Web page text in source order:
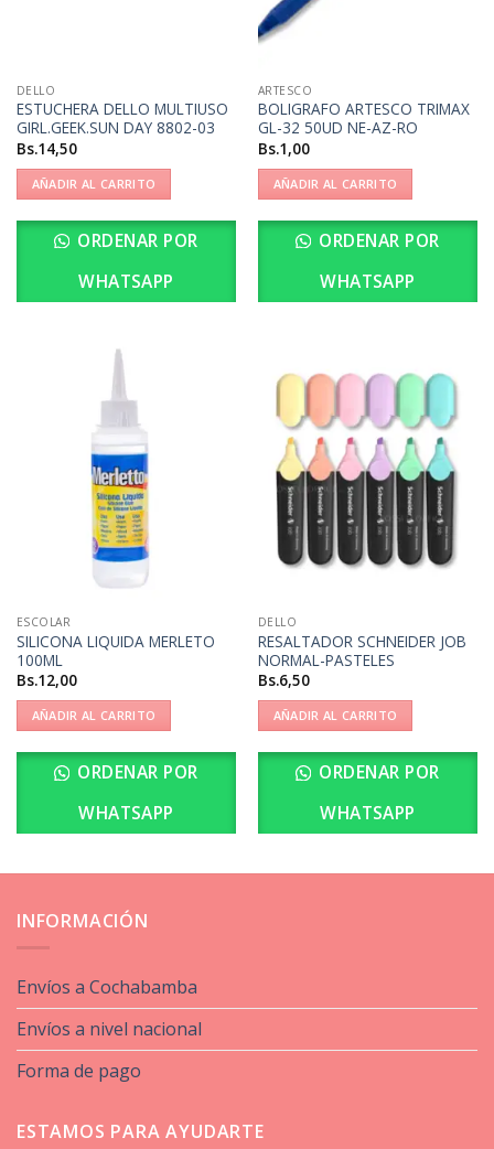
DELLO
ESTUCHERA DELLO MULTIUSO
GIRL.GEEK.SUN DAY 8802-03
Bs.14,50
AÑADIR AL CARRITO
ORDENAR POR
WHATSAPP
ARTESCO
BOLIGRAFO ARTESCO TRIMAX
GL-32 50UD NE-AZ-RO
Bs.1,00
AÑADIR AL CARRITO
ORDENAR POR
WHATSAPP
ESCOLAR
SILICONA LIQUIDA MERLETO
100ML
Bs.12,00
AÑADIR AL CARRITO
ORDENAR POR
WHATSAPP
DELLO
RESALTADOR SCHNEIDER JOB
NORMAL-PASTELES
Bs.6,50
AÑADIR AL CARRITO
ORDENAR POR
WHATSAPP
INFORMACIÓN
Envíos a Cochabamba
Envíos a nivel nacional
Forma de pago
ESTAMOS PARA AYUDARTE